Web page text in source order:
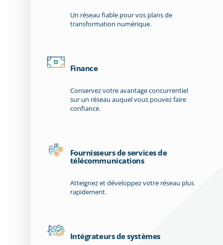
Un réseau fiable pour vos plans de
transformation numérique.
Finance
Conservez votre avantage concurrentiel
sur un réseau auquel vous pouvez faire
confiance.
Fournisseurs de services de
télécommunications
Atteignez et développez votre réseau plus
rapidement.
Intégrateurs de systèmes